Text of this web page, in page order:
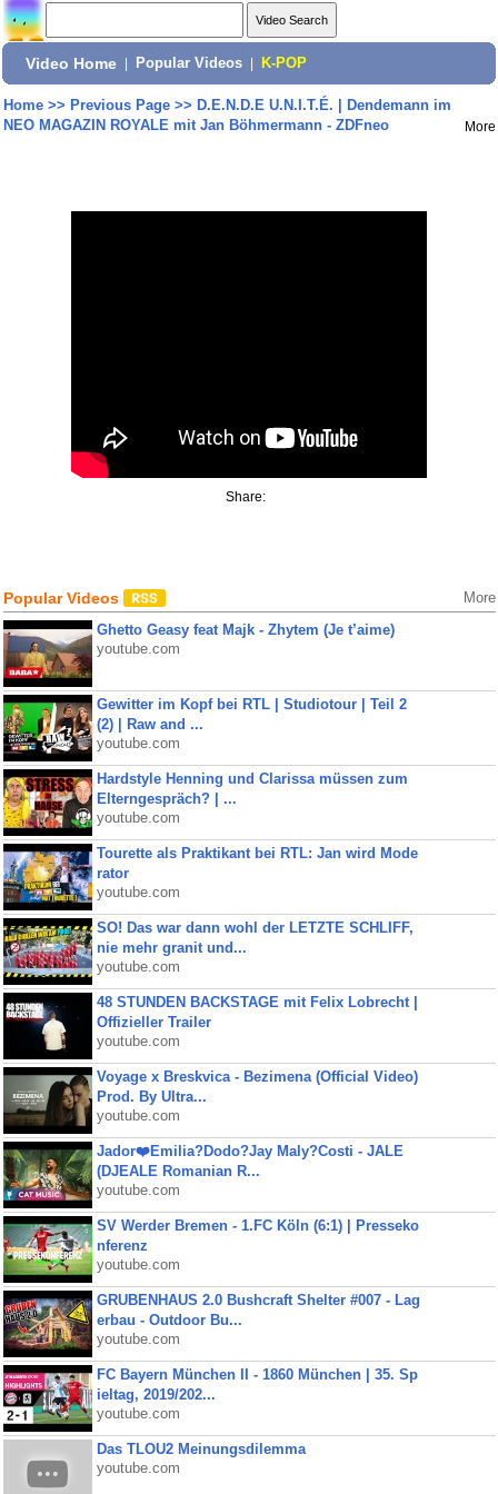
Video Home Popular Videos K-POP
Home>> Previous Page>> D.E.N.D.E U.N.I.T.É. | Dendemann im
NEO MAGAZIN ROYALE mit Jan Böhmermann - ZDFneo
More
Share:
Popular Videos More
Ghetto Geasy feat Majk - Zhytem (Je t’aime)
youtube.com
Gewitter im Kopf bei RTL | Studiotour | Teil 2
(2) | Raw and ...
youtube.com
Hardstyle Henning und Clarissa müssen zum
Elterngespräch? | ...
youtube.com
Tourette als Praktikant bei RTL: Jan wird Mode
rator
youtube.com
SO! Das war dann wohl der LETZTE SCHLIFF,
nie mehr granit und...
youtube.com
48 STUNDEN BACKSTAGE mit Felix Lobrecht |
Offizieller Trailer
youtube.com
Voyage x Breskvica - Bezimena (Official Video)
Prod. By Ultra...
youtube.com
Jador❤️Emilia?Dodo?Jay Maly?Costi - JALE
(DJEALE Romanian R...
youtube.com
SV Werder Bremen - 1.FC Köln (6:1) | Presseko
nferenz
youtube.com
GRUBENHAUS 2.0 Bushcraft Shelter #007 - Lag
erbau - Outdoor Bu...
youtube.com
FC Bayern München II - 1860 München | 35. Sp
ieltag, 2019/202...
youtube.com
Das TLOU2 Meinungsdilemma
youtube.com